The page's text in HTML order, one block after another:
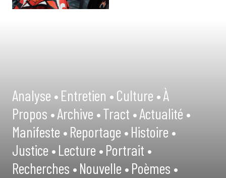
Analyse •Entretien •Culture •À
Propos •Archive •Tract •Actualité •
Manifeste •Reportage •Histoire •
Justice •Lecture •Portrait •
Recherches •Nouvelle •Poèmes •